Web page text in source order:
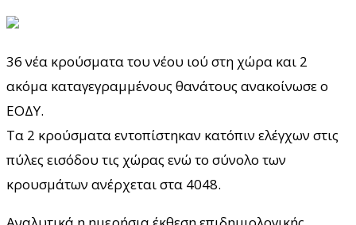
36 νέα κρούσματα του νέου ιού στη χώρα και 2
ακόμα καταγεγραμμένους θανάτους ανακοίνωσε ο
ΕΟΔΥ.
Τα 2 κρούσματα εντοπίστηκαν κατόπιν ελέγχων στις
πύλες εισόδου τις χώρας ενώ το σύνολο των
κρουσμάτων ανέρχεται στα 4048.